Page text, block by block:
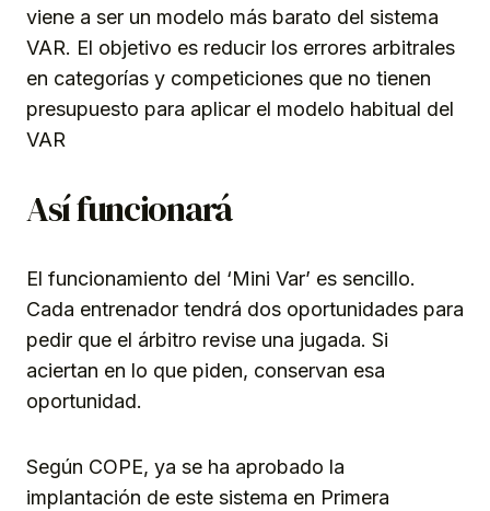
viene a ser un modelo más barato del sistema
VAR. El objetivo es reducir los errores arbitrales
en categorías y competiciones que no tienen
presupuesto para aplicar el modelo habitual del
VAR
Así funcionará
El funcionamiento del ‘Mini Var’ es sencillo.
Cada entrenador tendrá dos oportunidades para
pedir que el árbitro revise una jugada. Si
aciertan en lo que piden, conservan esa
oportunidad.
Según COPE, ya se ha aprobado la
implantación de este sistema en Primera